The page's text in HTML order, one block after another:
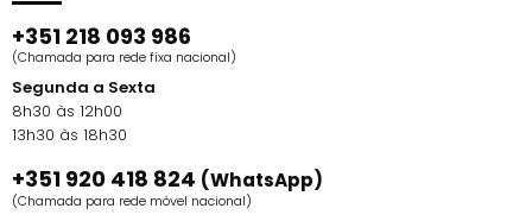
+351 218 093 986
(Chamada para rede fixa nacional)
Segunda a Sexta
8h30 às 12h00
13h30 às 18h30
+351 920 418 824 (WhatsApp)
(Chamada para rede móvel nacional)